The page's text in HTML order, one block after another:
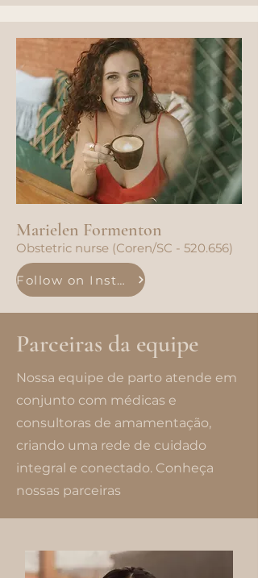
Marielen Formenton
Obstetric nurse (Coren/SC - 520.656)
Follow on Instagram
Parceiras da equipe
Nossa equipe de parto atende em
conjunto com médicas e
consultoras de amamentação,
criando uma rede de cuidado
integral e conectado. Conheça
nossas parceiras